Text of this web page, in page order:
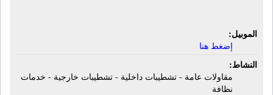
الموبيل:
إضغط هنا
النشاط:
مقاولات عامة - تشطيبات داخلية - تشطيبات خارجية - خدمات
نظافة